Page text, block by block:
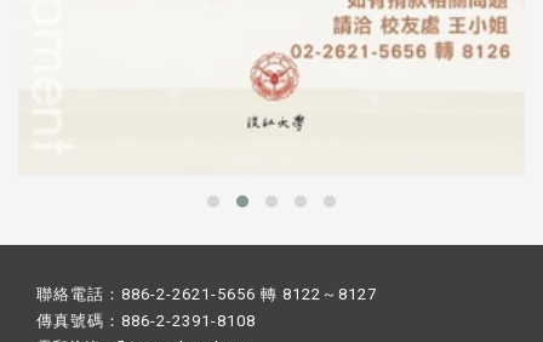
聯絡電話：886-2-2621-5656 轉 8122～8127
傳真號碼：886-2-2391-8108